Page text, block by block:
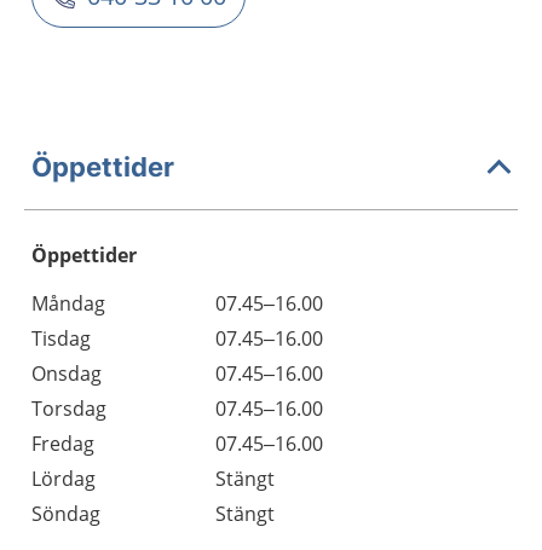
Öppettider
Öppettider
Dag
Öppettider
Kommentarer
Måndag
07.45–16.00
Tisdag
07.45–16.00
Onsdag
07.45–16.00
Torsdag
07.45–16.00
Fredag
07.45–16.00
Lördag
Stängt
Söndag
Stängt